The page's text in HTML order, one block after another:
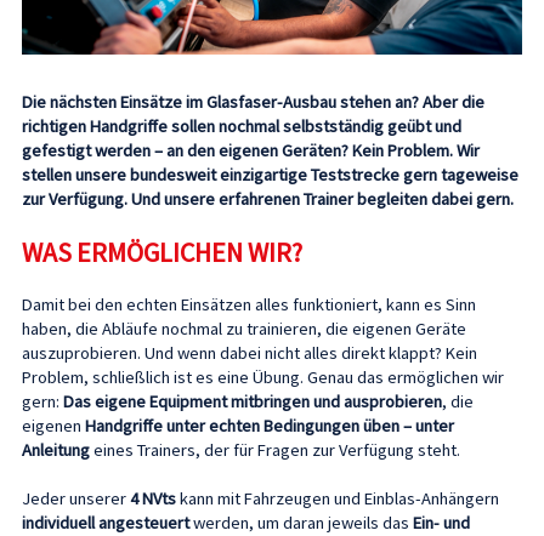
Die nächsten Einsätze im Glasfaser-Ausbau stehen an? Aber die
richtigen Handgriffe sollen nochmal selbstständig geübt und
gefestigt werden – an den eigenen Geräten? Kein Problem. Wir
stellen unsere bundesweit einzigartige Teststrecke gern tageweise
zur Verfügung. Und unsere erfahrenen Trainer begleiten dabei gern.
WAS ERMÖGLICHEN WIR?
Damit bei den echten Einsätzen alles funktioniert, kann es Sinn
haben, die Abläufe nochmal zu trainieren, die eigenen Geräte
auszuprobieren. Und wenn dabei nicht alles direkt klappt? Kein
Problem, schließlich ist es eine Übung. Genau das ermöglichen wir
gern: Das eigene Equipment mitbringen und ausprobieren, die
eigenen Handgriffe unter echten Bedingungen üben – unter
Anleitungeines Trainers, der für Fragen zur Verfügung steht.
Jeder unserer4 NVtskann mit Fahrzeugen und Einblas-Anhängern
individuell angesteuertwerden, um daran jeweils das Ein- und